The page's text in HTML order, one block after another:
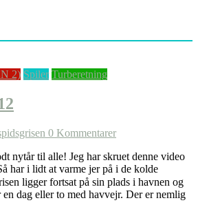
2) Spiler Turberetning
0 Kommentarer
nytår til alle! Jeg har skruet denne video
har i lidt at varme jer på i de kolde
ligger fortsat på sin plads i havnen og
dag eller to med havvejr. Der er nemlig